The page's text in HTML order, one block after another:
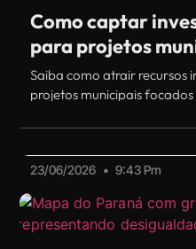
Como captar
para projetos
Saiba como atrair recursos
projetos municipais
23/06/2026 9:43 Pm